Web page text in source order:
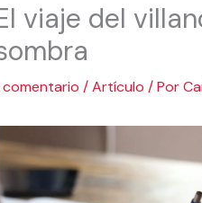
viaje del
comentario /Artículo / Por